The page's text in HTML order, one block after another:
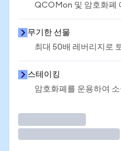
QCOMon 및 암호화폐
무기한 선물
최대 50배 레버리지로
스테이킹
암호화폐를 운용하여